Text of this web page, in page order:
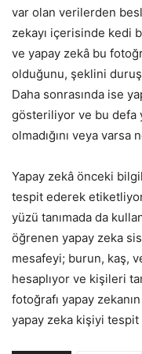
var olan verilerden
zekayı içerisinde kedi
ve yapay zekâ bu
olduğunu, şeklini
Daha sonrasında ise
gösteriliyor ve bu defa
olmadığını veya
Yapay zekâ önceki
tespit ederek
yüzü tanımada da
öğrenen yapay zeka
mesafeyi; burun, kaş,
hesaplıyor ve kişileri
fotoğrafı yapay
yapay zeka kişiyi tespit